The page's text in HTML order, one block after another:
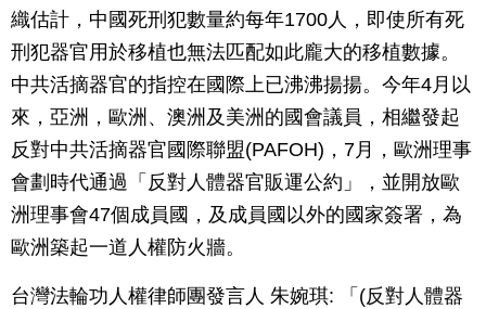
織估計，中國死刑犯數量約每年1700人，即使所有死
刑犯器官用於移植也無法匹配如此龐大的移植數據。
中共活摘器官的指控在國際上已沸沸揚揚。今年4月以
來，亞洲，歐洲、澳洲及美洲的國會議員，相繼發起
反對中共活摘器官國際聯盟(PAFOH)，7月，歐洲理事
會劃時代通過「反對人體器官販運公約」，並開放歐
洲理事會47個成員國，及成員國以外的國家簽署，為
歐洲築起一道人權防火牆。
台灣法輪功人權律師團發言人 朱婉琪: 「(反對人體器